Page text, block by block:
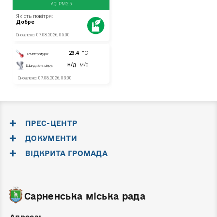
ПРЕС-ЦЕНТР
ДОКУМЕНТИ
ВІДКРИТА ГРОМАДА
Сарненська міська рада